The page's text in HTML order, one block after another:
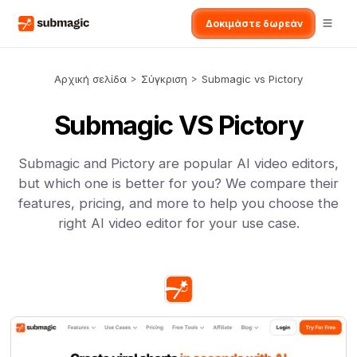
Δοκιμάστε δωρεάν
Αρχική σελίδα > Σύγκριση > Submagic vs Pictory
Submagic VS Pictory
Submagic and Pictory are popular AI video editors,
but which one is better for you? We compare their
features, pricing, and more to help you choose the
right AI video editor for your use case.